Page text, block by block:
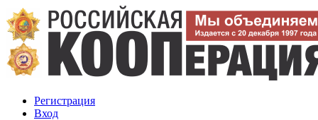
Регистрация
Вход